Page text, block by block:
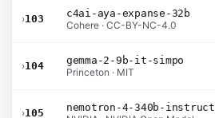
›103
c4ai-aya-expanse-32b
Cohere · CC-BY-NC-4.0
›104
gemma-2-9b-it-simpo
Princeton · MIT
›105
nemotron-4-340b-instruct